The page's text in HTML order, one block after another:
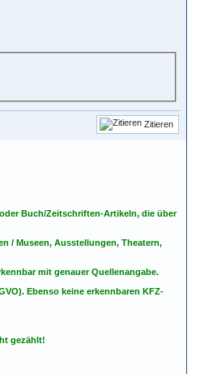
Zitieren
Buch/Zeitschriften-Artikeln, die über
/ Museen, Ausstellungen, Theatern,
mit genauer Quellenangabe.
Ebenso keine erkennbaren KFZ-
gezählt!